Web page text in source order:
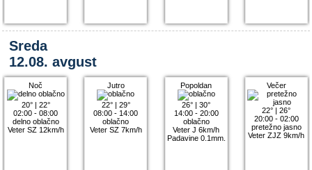
Sreda
12.08. avgust
Noč
20°| 22°
02:00 - 08:00
delno oblačno
Veter SZ 12km/h
Jutro
22°| 29°
08:00 - 14:00
oblačno
Veter SZ 7km/h
Popoldan
26° |30°
14:00 - 20:00
oblačno
Veter J 6km/h
Padavine 0.1mm.
Večer
22° |26°
20:00 - 02:00
pretežno jasno
Veter ZJZ 9km/h